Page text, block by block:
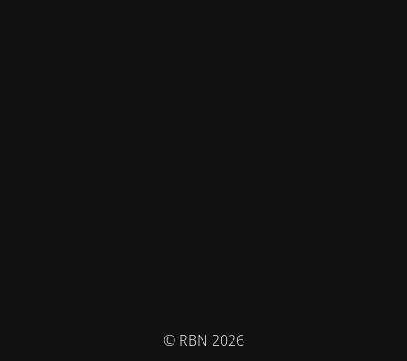
© RBN 2026